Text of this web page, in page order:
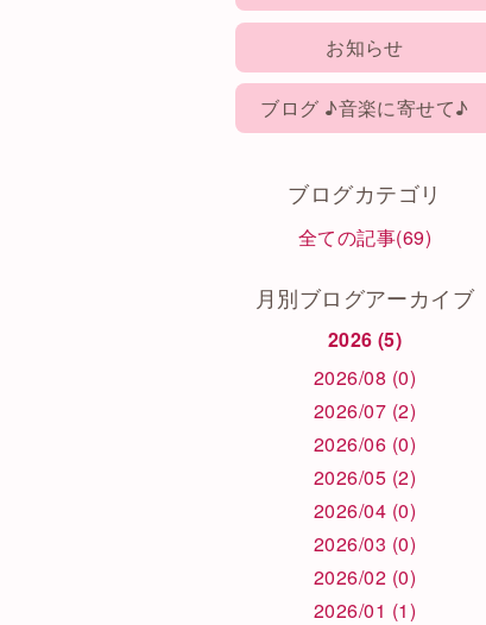
お知らせ
ブログ ♪音楽に寄せて♪
ブログカテゴリ
全ての記事(69)
月別ブログアーカイブ
2026 (5)
2026/08 (0)
2026/07 (2)
2026/06 (0)
2026/05 (2)
2026/04 (0)
2026/03 (0)
2026/02 (0)
2026/01 (1)